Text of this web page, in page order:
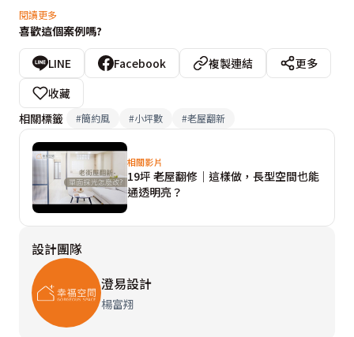
常居住的機能需求，而早前租予攤販使用也造成環境稍嫌
髒亂，維護、保養不善，光基礎工程就佔了總體預算
50%。
此外，整體樓高僅2米8，狹長格局加上左右皆無開窗，
只剩正面採光，但又得顧及隱私，座落市場一旁不適合開
大片窗，因此增進通風、採光條件著實成為一大挑戰。對
此，考量原搭載的鋁門窗不符住家規格，遂新砌隔間牆，
然而若改作一般開窗，為解決安全疑慮勢必須加裝鐵窗，
既不美觀且無法真正改善現況，於是鑲嵌大面積玻璃磚，
援引自然光線入內，滿室流淌和煦沉靜，連帶居住者拾掇
安定心緒，而各場域的界定亦經由透明玻璃串聯，確保屋
內各隅明敞璨亮。通風方面，設置全熱交換器優化空氣品
質，為不影響樓高，重新擘劃線路，將其藏身書房上方，
閱讀更多
喜歡這個案例嗎?
LINE Facebook 複製連結
更多
收藏
相關標籤
#簡約風 #小坪數 #老屋翻新
相關影片
19坪 老屋翻修｜這樣做，長型空間也能
通透明亮？
設計團隊
澄易設計
楊富翔